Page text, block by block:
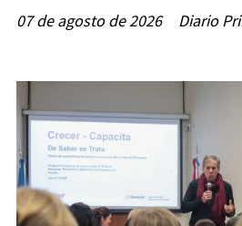
Diario
07 de agosto de 2026